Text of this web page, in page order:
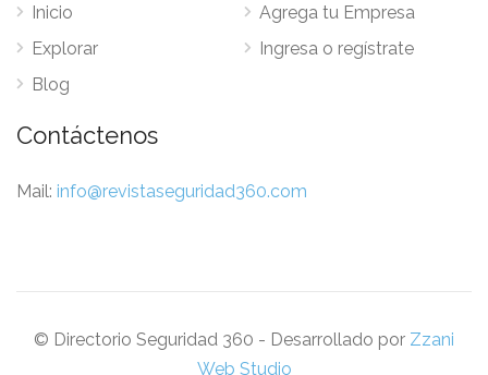
Inicio
Explorar
Blog
Agrega tu Empresa
Ingresa o regístrate
Contáctenos
Mail: info@revistaseguridad360.com
© Directorio Seguridad 360 - Desarrollado por Zzani
Web Studio